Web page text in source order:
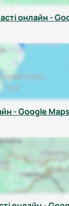
онлайн -
- Google